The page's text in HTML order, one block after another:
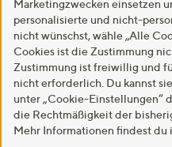
Marketingzwecken einsetzen
personalisierte und nicht-
nicht wünschst, wähle „Alle
Cookies ist die Zustimmung
Zustimmung ist freiwillig und
nicht erforderlich. Du kannst
unter „Cookie-Einstellungen“
die Rechtmäßigkeit der
Mehr Informationen findest du